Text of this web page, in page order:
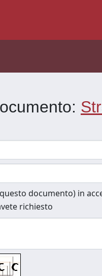
documento) in
richiesto